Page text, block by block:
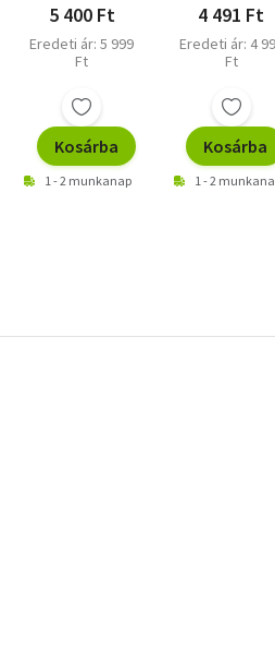
5 400 Ft
Eredeti ár: 5 999
Ft
Kosárba
1 - 2 munkanap
4 491 Ft
Eredeti ár: 4
Ft
Kosárba
1 - 2